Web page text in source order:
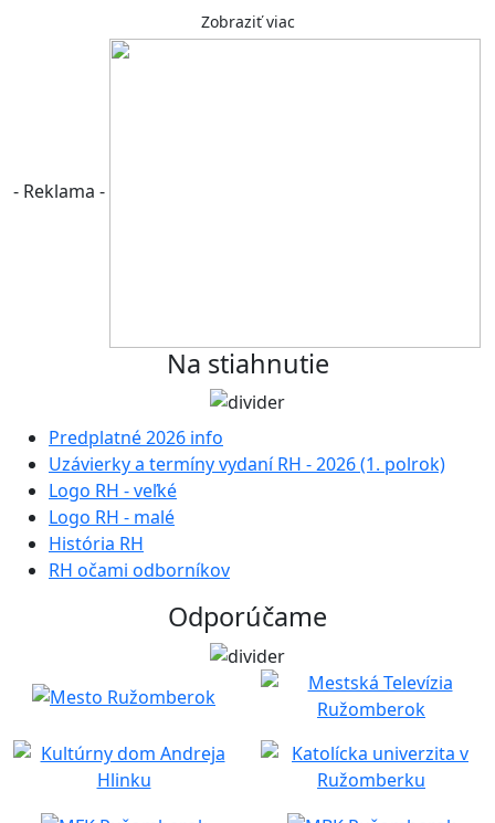
Zobraziť viac
- Reklama -
Na stiahnutie
Predplatné 2026 info
Uzávierky a termíny vydaní RH - 2026 (1. polrok)
Logo RH - veľké
Logo RH - malé
História RH
RH očami odborníkov
Odporúčame